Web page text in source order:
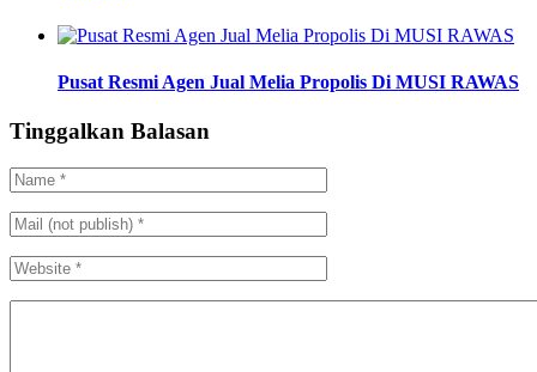
Pusat Resmi Agen Jual Melia Propolis Di MUSI RAWAS
Tinggalkan Balasan